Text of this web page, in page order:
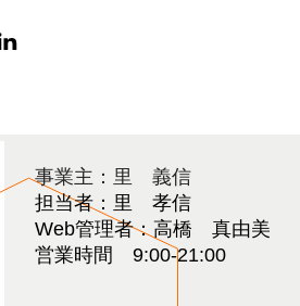
​事業主：里 義信
担当者：里 孝信
Web管理者：高橋 真由美​
営業時間 9:00-21:00